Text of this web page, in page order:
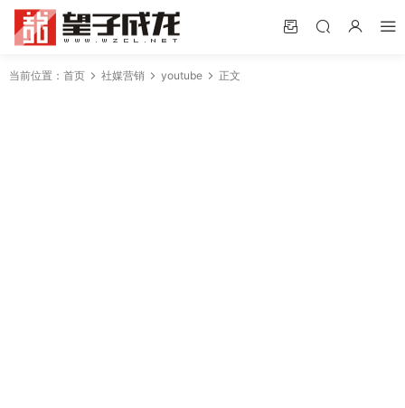
当前位置： 首页 社媒营销 youtube 正文